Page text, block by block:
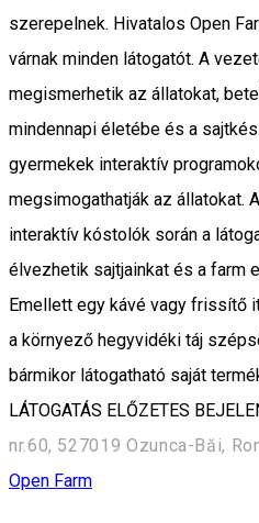
szerepelnek. Hivatalos Open
várnak minden látogatót. A
megismerhetik az állatokat,
mindennapi életébe és a
gyermekek interaktív
megsimogathatják az állatokat.
interaktív kóstolók során a
élvezhetik sajtjainkat és a farm
Emellett egy kávé vagy frissítő
a környező hegyvidéki táj
bármikor látogatható saját
LÁTOGATÁS ELŐZETES
nr.60, 527019 Ozunca-Băi,
Open Farm